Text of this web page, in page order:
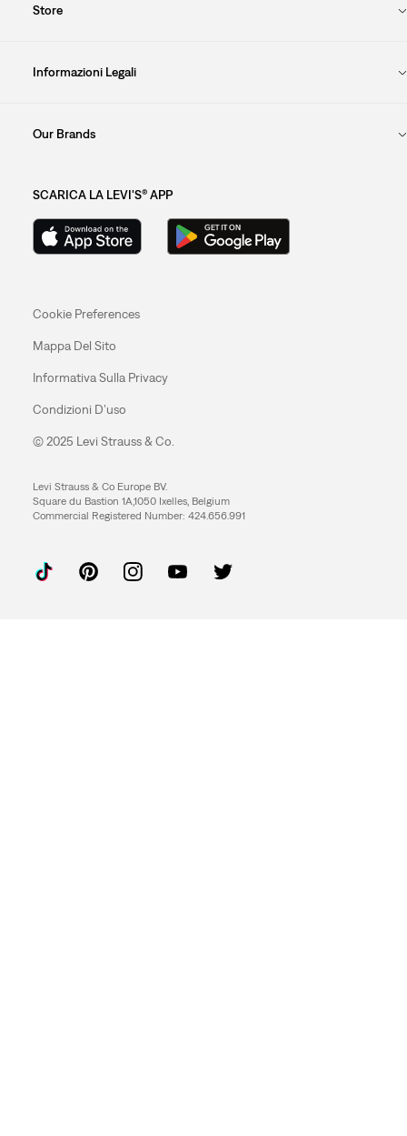
Store
Informazioni Legali
Our Brands
SCARICA LA LEVI'S® APP
Cookie Preferences
Mappa Del Sito
Informativa Sulla Privacy
Condizioni D’uso
© 2025 Levi Strauss & Co.
Levi Strauss & Co Europe BV.
Square du Bastion 1A,1050 Ixelles, Belgium
Commercial Registered Number: 424.656.991